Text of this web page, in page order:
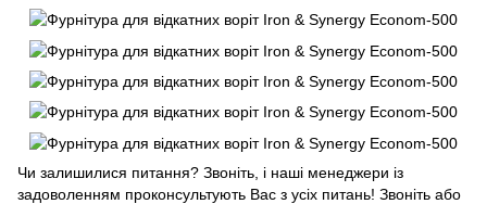
Чи залишилися питання? Звоніть, і наші менеджери із
задоволенням проконсультують Вас з усіх питань! Звоніть або